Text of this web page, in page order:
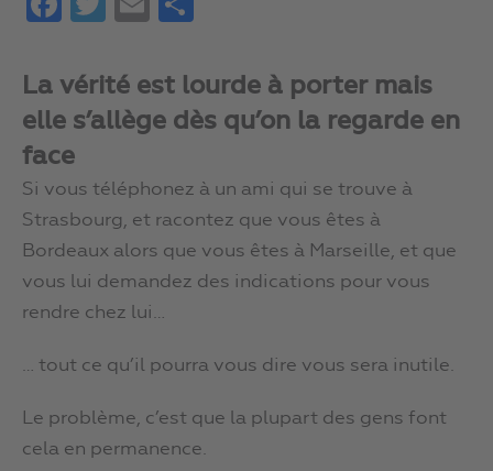
FacebookTwitterEmail
La vérité est lourde à porter mais
elle s’allège dès qu’on la regarde en
face
Si vous téléphonez à un ami qui se trouve à
Strasbourg, et racontez que vous êtes à
Bordeaux alors que vous êtes à Marseille, et que
vous lui demandez des indications pour vous
rendre chez lui…
… tout ce qu’il pourra vous dire vous sera inutile.
Le problème, c’est que la plupart des gens font
cela en permanence.